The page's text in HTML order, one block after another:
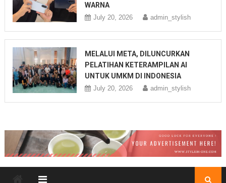
WARNA
July 20, 2026 admin_stylish
MELALUI META, DILUNCURKAN
PELATIHAN KETERAMPILAN AI
UNTUK UMKM DI INDONESIA
July 20, 2026 admin_stylish